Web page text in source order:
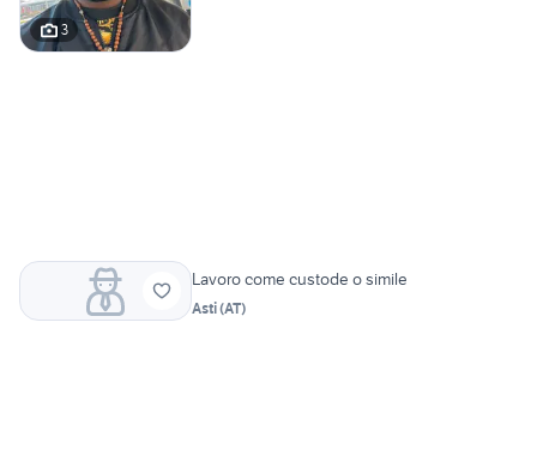
3
Lavoro come custode o simile
Asti(AT)